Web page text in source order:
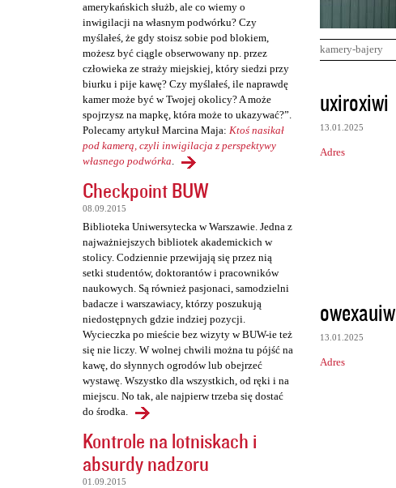
amerykańskich służb, ale co wiemy o
inwigilacji na własnym podwórku? Czy
myślałeś, że gdy stoisz sobie pod blokiem,
możesz być ciągle obserwowany np. przez
człowieka ze straży miejskiej, który siedzi przy
biurku i pije kawę? Czy myślałeś, ile naprawdę
kamer może być w Twojej okolicy? A może
spojrzysz na mapkę, która może to ukazywać?”.
Polecamy artykuł Marcina Maja: Ktoś nasikał
pod kamerą, czyli inwigilacja z perspektywy
własnego podwórka.
Checkpoint BUW
08.09.2015
Biblioteka Uniwersytecka w Warszawie. Jedna z
najważniejszych bibliotek akademickich w
stolicy. Codziennie przewijają się przez nią
setki studentów, doktorantów i pracowników
naukowych. Są również pasjonaci, samodzielni
badacze i warszawiacy, którzy poszukują
niedostępnych gdzie indziej pozycji.
Wycieczka po mieście bez wizyty w BUW-ie też
się nie liczy. W wolnej chwili można tu pójść na
kawę, do słynnych ogrodów lub obejrzeć
wystawę. Wszystko dla wszystkich, od ręki i na
miejscu. No tak, ale najpierw trzeba się dostać
do środka.
Kontrole na lotniskach i
absurdy nadzoru
01.09.2015
kamery-bajery
K
o
m
e
uxiroxiwi
13.01.2025
Adres
owexauiw
13.01.2025
Adres